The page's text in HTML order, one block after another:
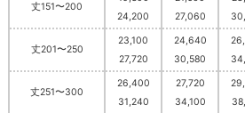
丈151〜200
24,200
27,060
丈201〜250
23,100
27,720
24,640
30,580
丈251〜300
26,400
31,240
27,720
34,100